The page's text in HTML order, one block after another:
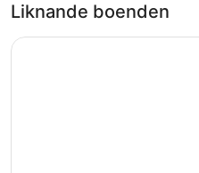
Liknande boenden
Hotel La Pace